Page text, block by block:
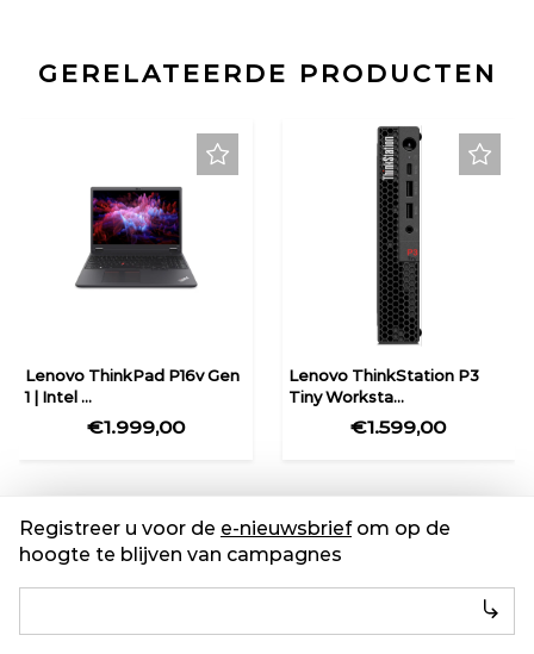
GERELATEERDE PRODUCTEN
Lenovo ThinkPad P16v Gen
1 | Intel ...
€1.999,00
Lenovo ThinkStation P3
Tiny Worksta...
€1.599,00
Registreer u voor de e-nieuwsbriefom op de
hoogte te blijven van campagnes